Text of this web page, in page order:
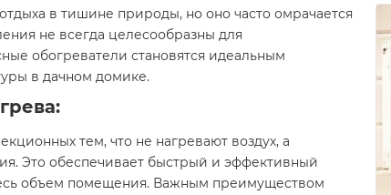
в тишине природы, но оно часто омрачается
не всегда целесообразны для
обогреватели становятся идеальным
в дачном домике.
тем, что не нагревают воздух, а
Это обеспечивает быстрый и эффективный
объем помещения. Важным преимуществом